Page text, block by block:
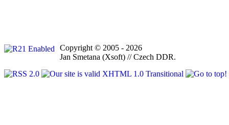
Copyright © 2005 - 2026
Jan Smetana (Xsoft) // Czech DDR.